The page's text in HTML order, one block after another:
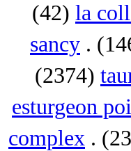
(42) la
sancy .
(2374)
esturgeon
complex .